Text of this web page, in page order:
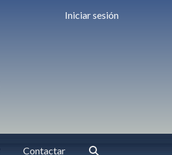
Iniciar sesión
Contactar